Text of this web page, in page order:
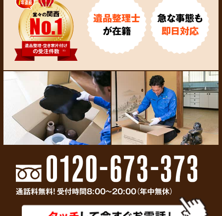
遺品整理士
が在籍
急な事態も
即日対応
通話料無料! 受付時間8:00～20:00（年中無休）